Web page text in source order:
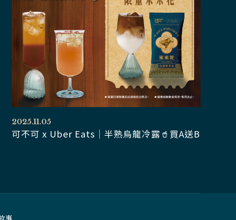
2025.11.05
可不可 x Uber Eats｜半熟烏龍冷露🥤買A送B
事